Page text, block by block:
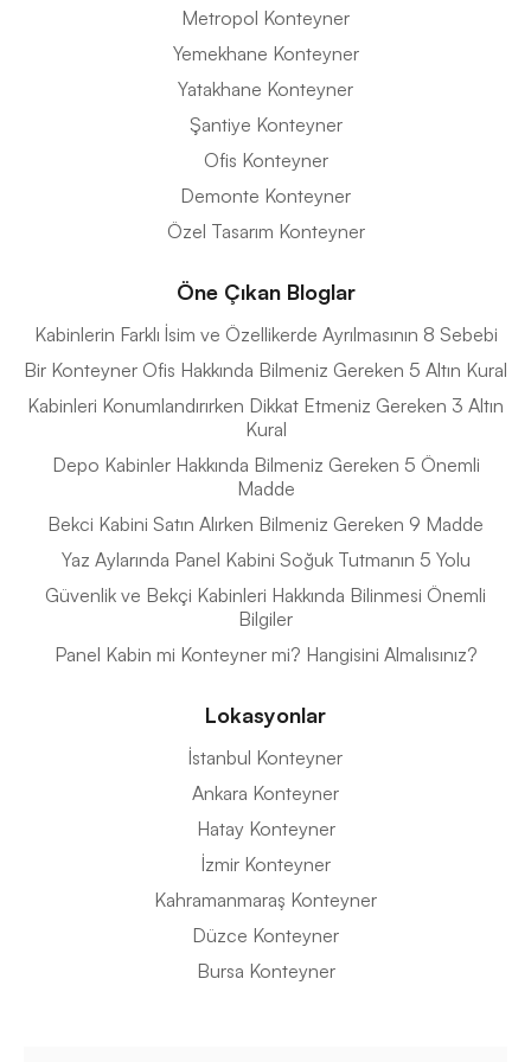
Metropol Konteyner
Yemekhane Konteyner
Yatakhane Konteyner
Şantiye Konteyner
Ofis Konteyner
Demonte Konteyner
Özel Tasarım Konteyner
Öne Çıkan Bloglar
Kabinlerin Farklı İsim ve Özellikerde Ayrılmasının 8 Sebebi
Bir Konteyner Ofis Hakkında Bilmeniz Gereken 5 Altın Kural
Kabinleri Konumlandırırken Dikkat Etmeniz Gereken 3 Altın
Kural
Depo Kabinler Hakkında Bilmeniz Gereken 5 Önemli
Madde
Bekci Kabini Satın Alırken Bilmeniz Gereken 9 Madde
Yaz Aylarında Panel Kabini Soğuk Tutmanın 5 Yolu
Güvenlik ve Bekçi Kabinleri Hakkında Bilinmesi Önemli
Bilgiler
Panel Kabin mi Konteyner mi? Hangisini Almalısınız?
Lokasyonlar
İstanbul Konteyner
Ankara Konteyner
Hatay Konteyner
İzmir Konteyner
Kahramanmaraş Konteyner
Düzce Konteyner
Bursa Konteyner